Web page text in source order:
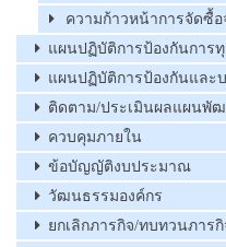
ความก้าวหน้าการจัดซื้
แผนปฏิบัติการป้องกันการ
แผนปฏิบัติการป้องกันและ
ติดตาม/ประเมินผลแผนพั
ควบคุมภายใน
ข้อบัญญัติงบประมาณ
วัฒนธรรมองค์กร
ยกเลิกภารกิจ/ทบทวนภารกิ